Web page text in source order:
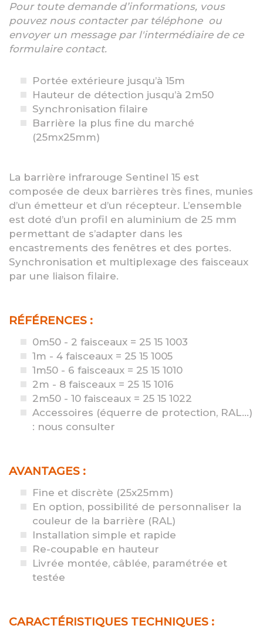
Pour toute demande d’informations, vous
pouvez nous contacter par téléphone ou
envoyer un message par l'intermédiaire de ce
formulaire contact.
Portée extérieure jusqu’à 15m
Hauteur de détection jusqu’à 2m50
Synchronisation filaire
Barrière la plus fine du marché
(25mx25mm)
La barrière infrarouge Sentinel 15 est
composée de deux barrières très fines, munies
d’un émetteur et d’un récepteur. L’ensemble
est doté d’un profil en aluminium de 25 mm
permettant de s’adapter dans les
encastrements des fenêtres et des portes.
Synchronisation et multiplexage des faisceaux
par une liaison filaire.
RÉFÉRENCES :
0m50 - 2 faisceaux = 25 15 1003
1m - 4 faisceaux = 25 15 1005
1m50 - 6 faisceaux = 25 15 1010
2m - 8 faisceaux = 25 15 1016
2m50 - 10 faisceaux = 25 15 1022
Accessoires (équerre de protection, RAL...)
: nous consulter
AVANTAGES :
Fine et discrète (25x25mm)
En option, possibilité de personnaliser la
couleur de la barrière (RAL)
Installation simple et rapide
Re-coupable en hauteur
Livrée montée, câblée, paramétrée et
testée
CARACTÉRISTIQUES TECHNIQUES :